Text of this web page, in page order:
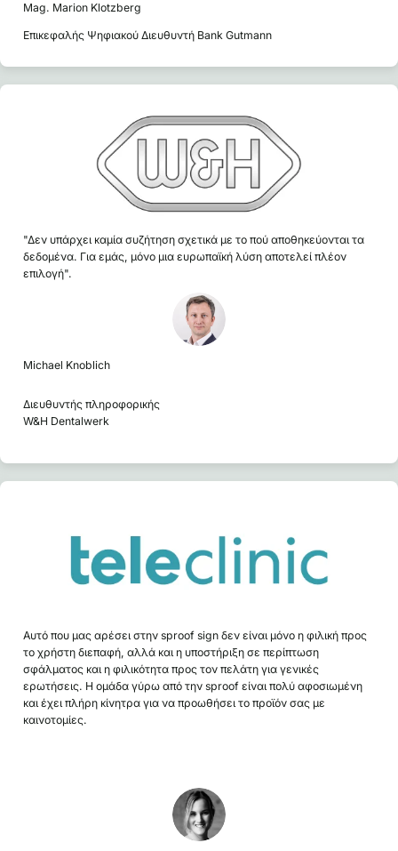
Mag. Marion Klotzberg
Επικεφαλής Ψηφιακού Διευθυντή Bank Gutmann
"Δεν υπάρχει καμία συζήτηση σχετικά με το πού αποθηκεύονται τα
δεδομένα. Για εμάς, μόνο μια ευρωπαϊκή λύση αποτελεί πλέον
επιλογή".
Michael Knoblich
Διευθυντής πληροφορικής
W&H Dentalwerk
Αυτό που μας αρέσει στην sproof sign δεν είναι μόνο η φιλική προς
το χρήστη διεπαφή, αλλά και η υποστήριξη σε περίπτωση
σφάλματος και η φιλικότητα προς τον πελάτη για γενικές
ερωτήσεις. Η ομάδα γύρω από την sproof είναι πολύ αφοσιωμένη
και έχει πλήρη κίνητρα για να προωθήσει το προϊόν σας με
καινοτομίες.